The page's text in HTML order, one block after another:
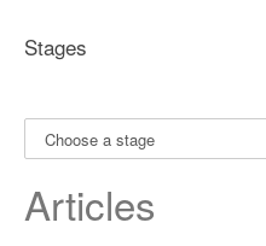
Stages
Articles